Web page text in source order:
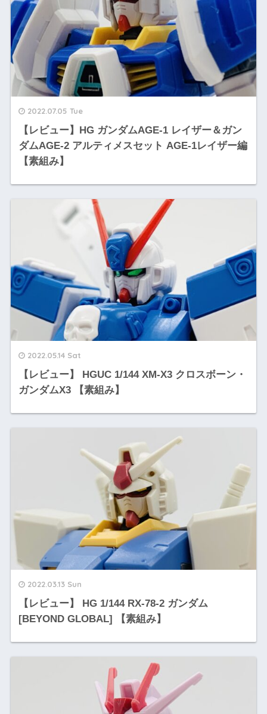
2022.07.05 Tue
【レビュー】HG ガンダムAGE-1 レイザー＆ガン
ダムAGE-2 アルティメスセット AGE-1レイザー編
【素組み】
2022.05.14 Sat
【レビュー】 HGUC 1/144 XM-X3 クロスボーン・
ガンダムX3 【素組み】
2022.03.13 Sun
【レビュー】 HG 1/144 RX-78-2 ガンダム
[BEYOND GLOBAL] 【素組み】